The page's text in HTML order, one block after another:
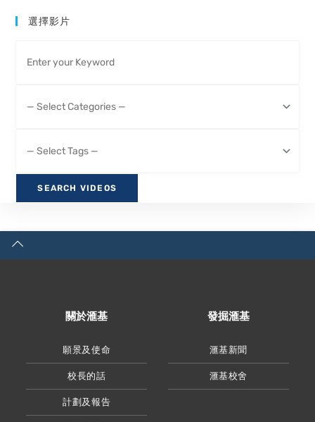
選擇影片
關於滙基
願景及使命
校長的話
計劃及報告
發掘滙基
滙基新聞
滙基校舍